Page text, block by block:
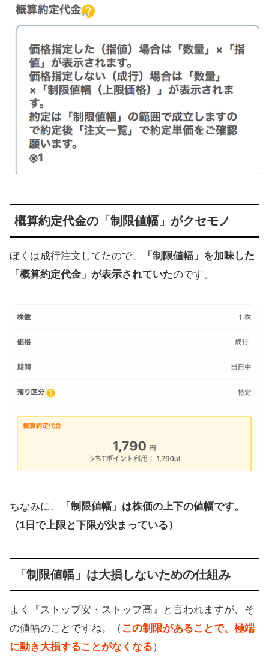
概算約定代金の「制限値幅」がクセモノ
ぼくは成行注文してたので、
「制限値幅」を加味した
「概算約定代金」が表示されていたのです。
ちなみに、
「制限値幅」は株価の上下の値幅です。
（1日で上限と下限が決まっている）
「制限値幅」は大損しないための仕組み
よく『ストップ安・ストップ高』と言われますが、そ
の値幅のことですね。（ この制限があることで、極端
に動き大損することがなくなる）